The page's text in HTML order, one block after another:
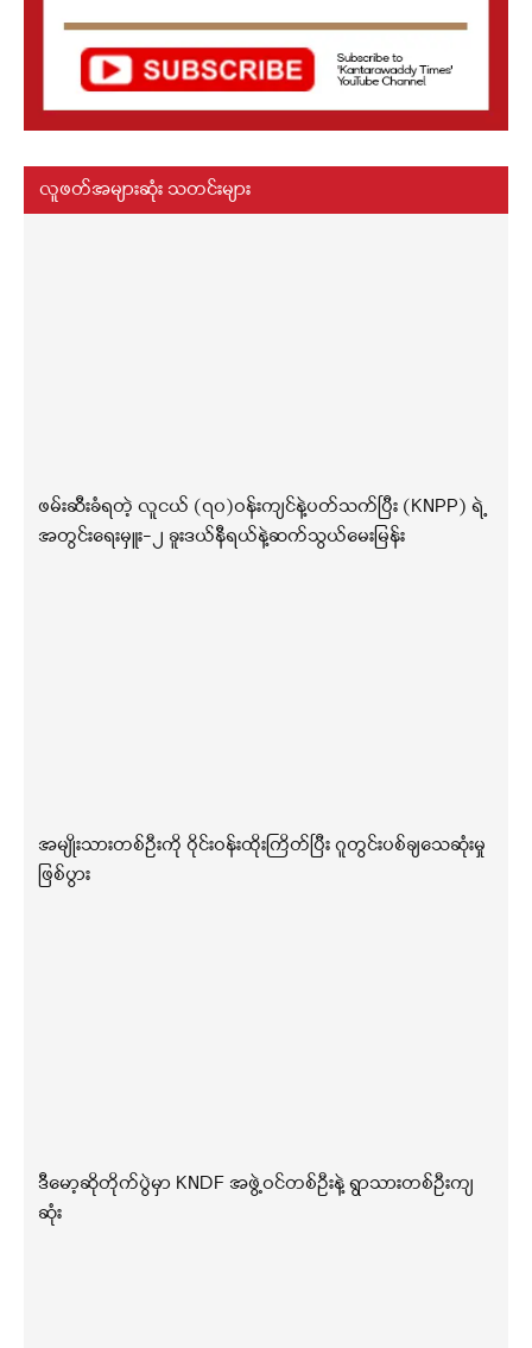
လူဖတ်အများဆုံး သတင်းများ
ဖမ်းဆီးခံရတဲ့ လူငယ် (၇၀)ဝန်းကျင်နဲ့ပတ်သက်ပြီး (KNPP) ရဲ့
အတွင်းရေးမှူး-၂ ခူးဒယ်နီရယ်နဲ့ဆက်သွယ်မေးမြန်း
အမျိုးသားတစ်ဦးကို ဝိုင်းဝန်းထိုးကြိတ်ပြီး ဂူတွင်းပစ်ချသေဆုံးမှု
ဖြစ်ပွား
ဒီမော့ဆိုတိုက်ပွဲမှာ KNDF အဖွဲ့ဝင်တစ်ဦးနဲ့ ရွာသားတစ်ဦးကျ
ဆုံး